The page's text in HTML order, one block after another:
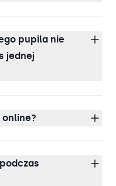
pupila nie
jednej